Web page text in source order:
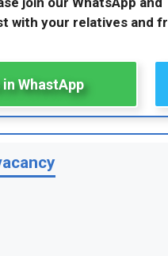
with your relatives and
WhastApp